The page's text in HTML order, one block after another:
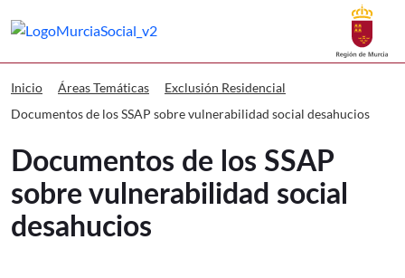
Murcia Social Documentos de los
Buscar
Inicio Áreas Temáticas
Exclusión Residencial
Documentos de los SSAP sobre vulnerabilidad social desahucios
Documentos de los SSAP
sobre vulnerabilidad social
desahucios